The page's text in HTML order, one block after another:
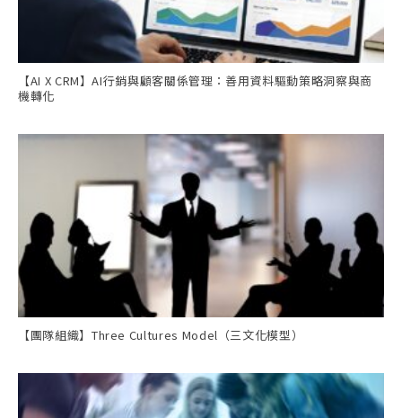
【AI X CRM】AI行銷與顧客關係管理：善用資料驅動策略洞察與商
機轉化
【團隊組織】Three Cultures Model（三文化模型）